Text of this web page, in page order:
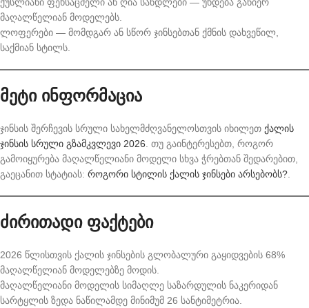
ქუსლიანი ფეხსაცმელი ან ღია სანდლები — უხდება განიერ
მაღალწელიან მოდელებს.
ლოფერები — მომდგარ ან სწორ ჯინსებთან ქმნის დახვეწილ,
საქმიან სტილს.
მეტი ინფორმაცია
ჯინსის შერჩევის სრული სახელმძღვანელოსთვის იხილეთ ქალის
ჯინსის სრული გზამკვლევი 2026. თუ გაინტერესებთ, როგორ
გამოიყურება მაღალწელიანი მოდელი სხვა ჭრებთან შედარებით,
გაეცანით სტატიას: როგორი სტილის ქალის ჯინსები არსებობს?.
ძირითადი ფაქტები
2026 წლისთვის ქალის ჯინსების გლობალური გაყიდვების 68%
მაღალწელიან მოდელებზე მოდის.
მაღალწელიანი მოდელის სიმაღლე საზარდულის ნაკერიდან
სარტყლის ზედა ნაწილამდე მინიმუმ 26 სანტიმეტრია.